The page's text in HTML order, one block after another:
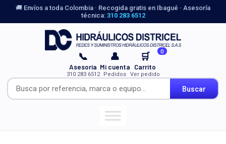
🚚 Envíos a toda Colombia · Recogida gratis en Ibagué · Asesoría
técnica: 310 283 6512
Buscar
📞
Asesoría
310 283 6512
👤
Mi cuenta
Pedidos
🛒 0
Carrito
Ver pedido